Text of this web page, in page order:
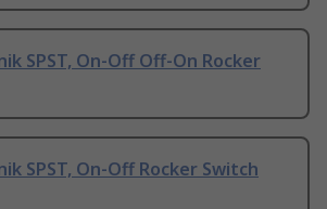
SPST, On-Off Off-On Rocker
SPST, On-Off Rocker Switch